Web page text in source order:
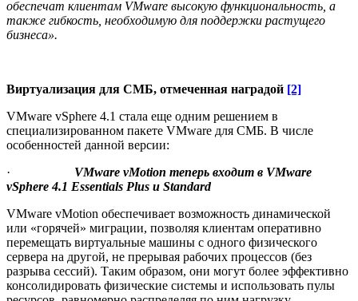
обеспечат клиентам VMware высокую функциональность, а
также гибкость, необходимую для поддержки растущего
бизнеса».
Виртуализация для СМБ, отмеченная наградой [2]
VMware vSphere 4.1 стала еще одним решением в
специализированном пакете VMware для СМБ. В числе
особенностей данной версии:
· VMware vMotion теперь входит в VMware
vSphere 4.1 Essentials Plus и Standard
VMware vMotion обеспечивает возможность динамической
или «горячей» миграции, позволяя клиентам оперативно
перемещать виртуальные машины с одного физического
сервера на другой, не прерывая рабочих процессов (без
разрыва сессий). Таким образом, они могут более эффективно
консолидировать физические системы и использовать пулы